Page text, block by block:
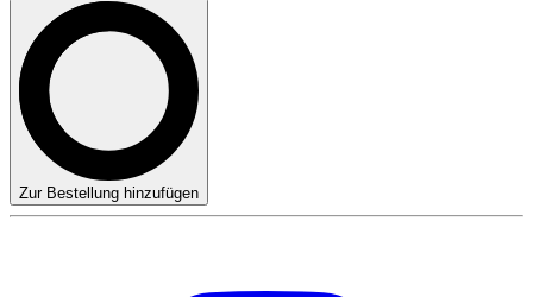
Zur Bestellung hinzufügen